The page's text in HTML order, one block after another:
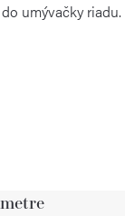
umývačky